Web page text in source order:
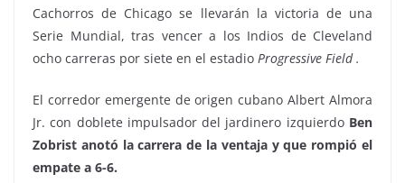
Cachorros de Chicago se llevarán la victoria de una
Serie Mundial, tras vencer a los Indios de Cleveland
ocho carreras por siete en el estadio Progressive Field .
El corredor emergente de origen cubano Albert Almora
Jr. con doblete impulsador del jardinero izquierdo Ben
Zobrist anotó la carrera de la ventaja y que rompió el
empate a 6-6.